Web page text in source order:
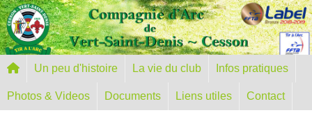
Un peu d'histoire La vie du club Infos pratiques
Photos & Videos Documents Liens utiles Contact
Panneau de gestion des cookies